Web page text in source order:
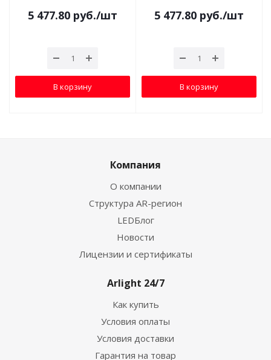
5 477.80 руб./шт
В корзину
5 477.80 руб./шт
В корзину
Компания
О компании
Структура AR-регион
LEDБлог
Новости
Лицензии и сертификаты
Arlight 24/7
Как купить
Условия оплаты
Условия доставки
Гарантия на товар